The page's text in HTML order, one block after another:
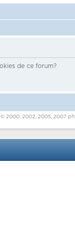
de ce forum?
2000, 2002, 2005, 2007